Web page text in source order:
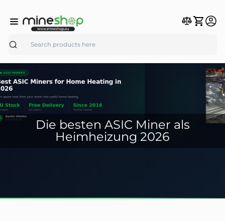
Search
Die besten ASIC Miner als
Heimheizung 2026